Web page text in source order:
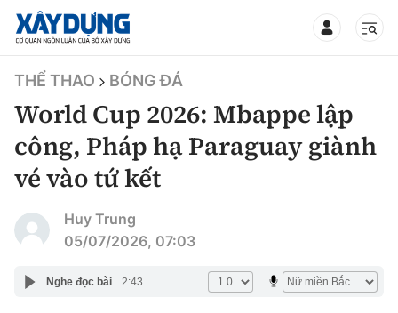
TIN BỘ XÂY DỰNG
CHUYÊN MỤC
Mới nhất
Thời sự
THỂ THAO BÓNG ĐÁ
World Cup 2026: Mbappe lập
công, Pháp hạ Paraguay giành
vé vào tứ kết
Huy Trung
05/07/2026, 07:03
Nghe đọc bài 2:43